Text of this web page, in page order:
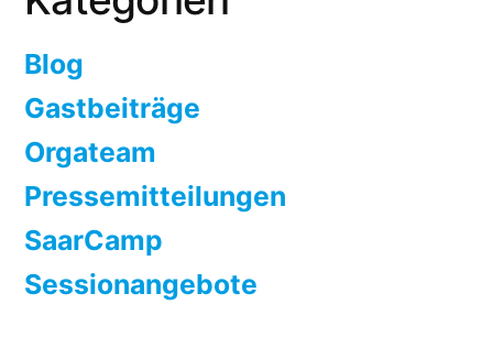
Blog
Gastbeiträge
Orgateam
Pressemitteilungen
SaarCamp
Sessionangebote